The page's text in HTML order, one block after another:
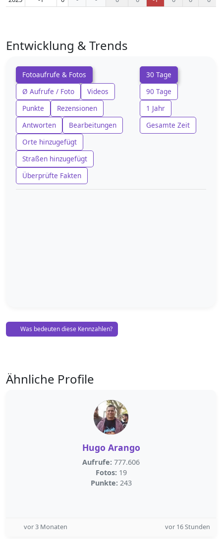
Entwicklung & Trends
Fotoaufrufe & Fotos
Ø Aufrufe / Foto
Videos
Punkte
Rezensionen
Antworten
Bearbeitungen
Orte hinzugefügt
Straßen hinzugefügt
Überprüfte Fakten
30 Tage
90 Tage
1 Jahr
Gesamte Zeit
Was bedeuten diese Kennzahlen?
Ähnliche Profile
Hugo Arango
Aufrufe: 777.606
Fotos: 19
Punkte: 243
vor 3 Monaten vor 16 Stunden